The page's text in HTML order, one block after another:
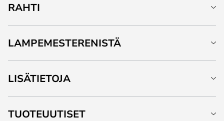
RAHTI
LAMPEMESTERENISTÄ
LISÄTIETOJA
TUOTEUUTISET